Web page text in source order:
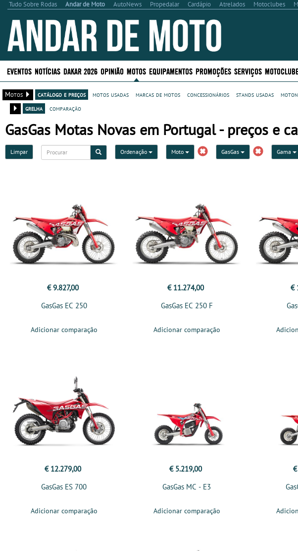
Tudo Sobre Rodas Andar de Moto AutoNews Propedalar Cardápio Atrelados Motoclubes
EVENTOS NOTÍCIAS DAKAR 2026 OPINIÃO MOTOS EQUIPAMENTOS PROMOÇÕES SERVIÇOS
Motos catálogo e preços motos usadas marcas de motos concessionários stands usadas
grelha
comparação
GasGas Motas Novas em Portugal - preços e
Limpar Ordenação Moto GasGas Gama
€ 9.827,00
GasGas EC 250
Adicionar comparação
€ 11.274,00
GasGas EC 250 F
Adicionar comparação
€
€ 12.279,00
GasGas ES 700
Adicionar comparação
€ 5.219,00
GasGas MC - E3
Adicionar comparação